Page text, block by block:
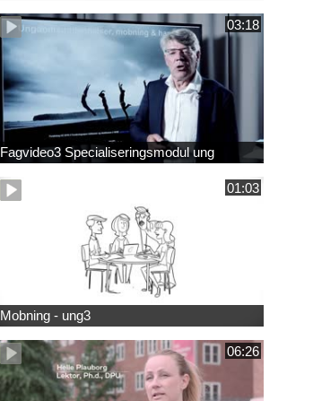
03:18
Fagvideo3 Specialiseringsmodul ung
01:03
Mobning - ung3
06:26